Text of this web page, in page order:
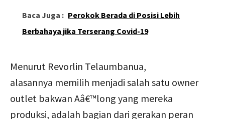
Baca Juga : Perokok Berada di Posisi Lebih
Berbahaya jika Terserang Covid-19
Menurut Revorlin Telaumbanua,
alasannya memilih menjadi salah satu owner
outlet bakwan Aâ€™long yang mereka
produksi, adalah bagian dari gerakan peran